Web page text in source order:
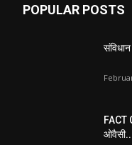
POPULAR POSTS
FACT